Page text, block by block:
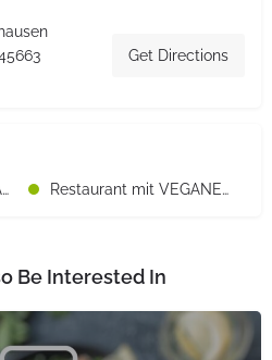
Get Directions
Restaurant mit VEGETARISCHEN Speisen Restaurant mit VEGANEN Speisen
Be Interested In